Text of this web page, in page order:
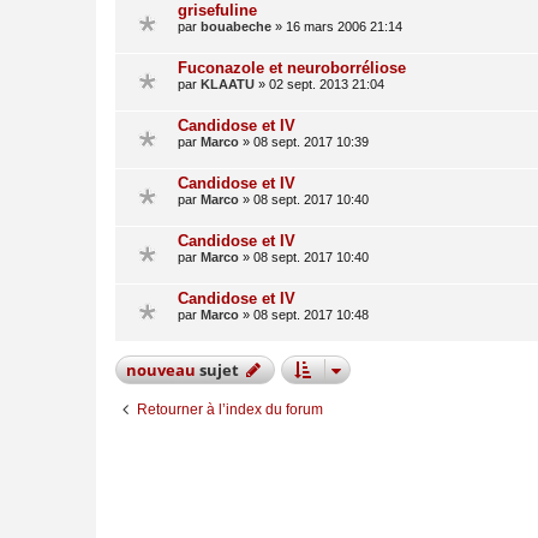
grisefuline
par bouabeche » 16 mars 2006 21:14
Fuconazole et neuroborréliose
par KLAATU » 02 sept. 2013 21:04
Candidose et IV
par Marco » 08 sept. 2017 10:39
Candidose et IV
par Marco » 08 sept. 2017 10:40
Candidose et IV
par Marco » 08 sept. 2017 10:40
Candidose et IV
par Marco » 08 sept. 2017 10:48
nouveausujet
Retourner à l’index du forum